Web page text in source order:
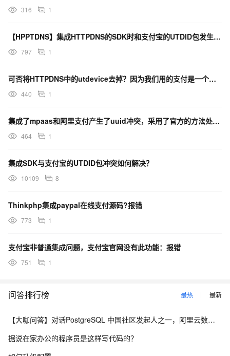
316 1
【HPPTDNS】集成HTTPDNS的SDK时和支付宝的UTDID包发生冲突怎么办？
797 1
可否将HTTPDNS中的utdevice去掉？因为我们用的支付是一个三方的，里面集集成了支付宝？
440 1
集成了mpaas和阿里支付产生了uuid冲突，采用了官方的方法处理，还是能在依赖里找到两个uuid？
464 1
集成SDK与支付宝的UTDID包冲突如何解决？
10109 8
Thinkphp集成paypal在线支付源码?报错
773 1
支付宝非普通集成问题，支付宝官网没有此功能：报错
751 1
问答排行榜 最热 最新
【大咖问答】对话PostgreSQL 中国社区发起人之一，阿里云数据库高级专家 德哥
据说在家办公的程序员是这样写代码的？